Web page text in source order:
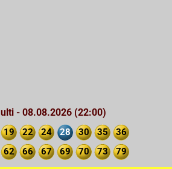
- 08.08.2026 (22:00)
19 22 24 28 30 35
36
62 66 67 69 70 73 79